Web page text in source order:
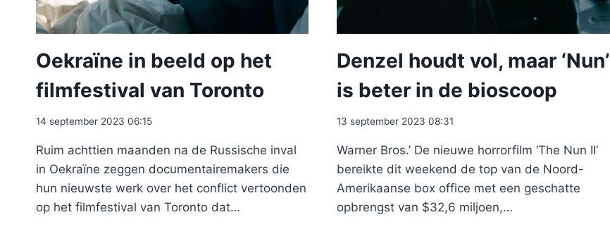
Oekraïne in beeld op het
filmfestival van Toronto
14 september 2023 06:15
Ruim achttien maanden na de Russische inval
in Oekraïne zeggen documentairemakers die
hun nieuwste werk over het conflict vertoonden
op het filmfestival van Toronto dat…
Denzel houdt vol, maar ‘Nun’
is beter in de bioscoop
13 september 2023 08:31
Warner Bros.’ De nieuwe horrorfilm ‘The Nun II’
bereikte dit weekend de top van de Noord-
Amerikaanse box office met een geschatte
opbrengst van $32,6 miljoen,…